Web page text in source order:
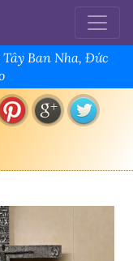
Ban Nha, Đức